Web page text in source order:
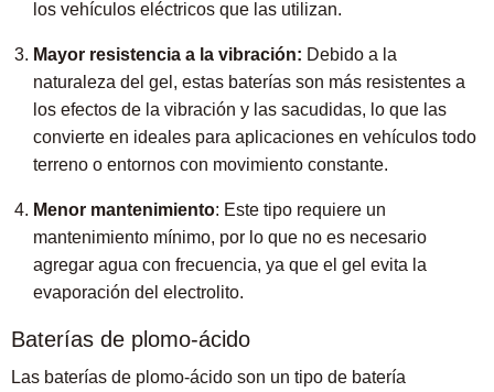
los vehículos eléctricos que las utilizan.
Mayor resistencia a la vibración: Debido a la
naturaleza del gel, estas baterías son más resistentes a
los efectos de la vibración y las sacudidas, lo que las
convierte en ideales para aplicaciones en vehículos todo
terreno o entornos con movimiento constante.
Menor mantenimiento: Este tipo requiere un
mantenimiento mínimo, por lo que no es necesario
agregar agua con frecuencia, ya que el gel evita la
evaporación del electrolito.
Baterías de plomo-ácido
Las baterías de plomo-ácido son un tipo de batería